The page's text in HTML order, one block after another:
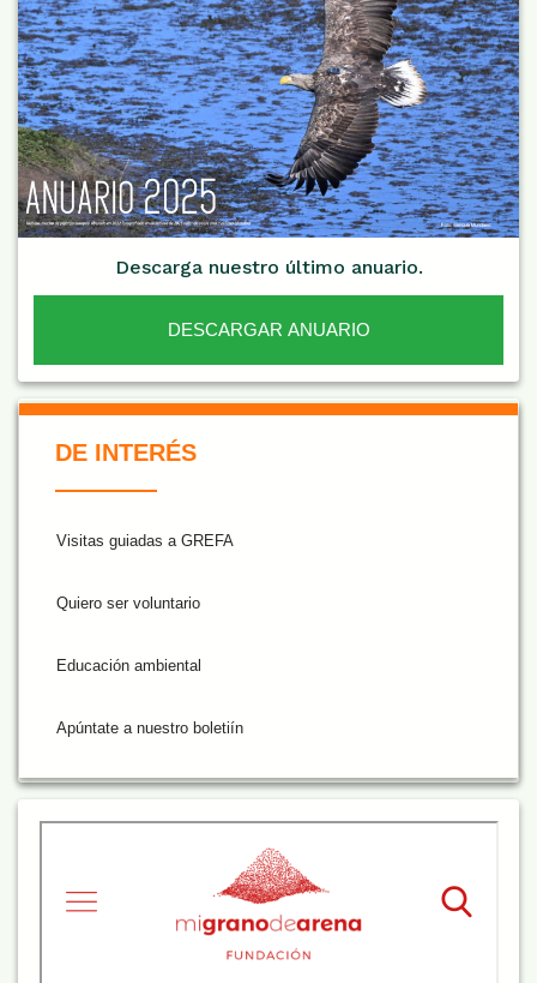
Descarga nuestro último anuario.
DESCARGAR ANUARIO
De Interés NARANJA
DE INTERÉS
Visitas guiadas a GREFA
Quiero ser voluntario
Educación ambiental
Apúntate a nuestro boletiín